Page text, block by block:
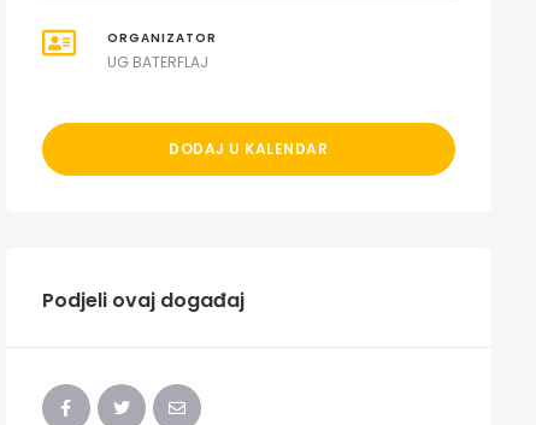
ORGANIZATOR
UG BATERFLAJ
DODAJ U KALENDAR
Podjeli ovaj događaj